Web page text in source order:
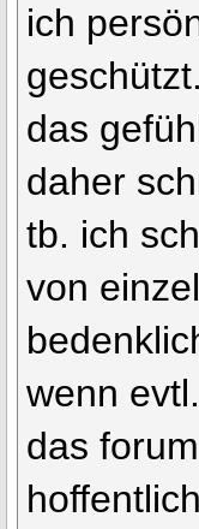
ich
geschützt.
das
daher
tb. ich
von
wenn evtl.
das